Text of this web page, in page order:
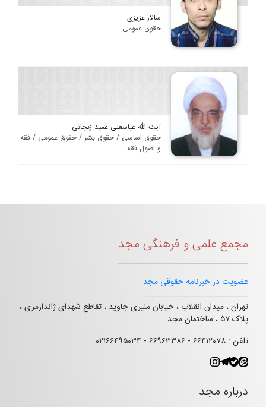
سالار عزیزی
حقوق عمومی
آیت الله عباسعلی عمید زنجانی
حقوق اساسی / حقوق بشر / حقوق عمومی / فقه
و اصول فقه
مجمع علمی و فرهنگی مجد
عضویت در خبرنامه حقوقی مجد
تهران ، میدان انقلاب ، خیابان منیری جاوید ، تقاطع شهدای ژاندارمری ،
پلاک ۵۷ ، ساختمان مجد
تلفن : ۶۶۴۱۲۰۷۸ - ۶۶۹۶۳۳۸۶ - ۰۲۱۶۶۴۹۵۰۳۴
درباره مجد